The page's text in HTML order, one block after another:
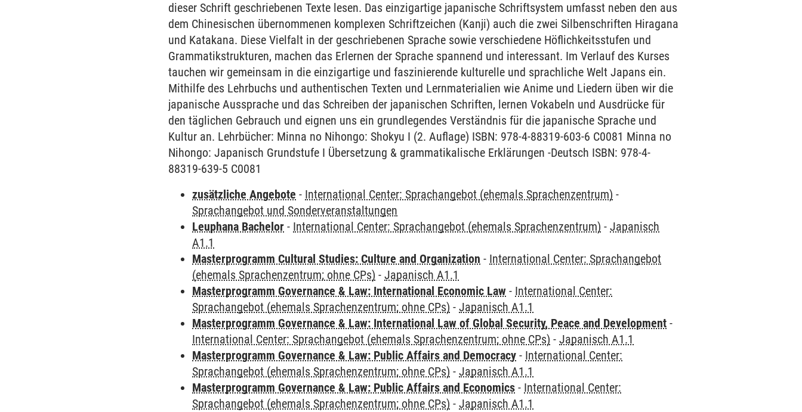
dieser Schrift geschriebenen Texte lesen. Das einzigartige japanische Schriftsystem umfasst neben den aus
dem Chinesischen übernommenen komplexen Schriftzeichen (Kanji) auch die zwei Silbenschriften Hiragana
und Katakana. Diese Vielfalt in der geschriebenen Sprache sowie verschiedene Höflichkeitsstufen und
Grammatikstrukturen, machen das Erlernen der Sprache spannend und interessant. Im Verlauf des Kurses
tauchen wir gemeinsam in die einzigartige und faszinierende kulturelle und sprachliche Welt Japans ein.
Mithilfe des Lehrbuchs und authentischen Texten und Lernmaterialien wie Anime und Liedern üben wir die
japanische Aussprache und das Schreiben der japanischen Schriften, lernen Vokabeln und Ausdrücke für
den täglichen Gebrauch und eignen uns ein grundlegendes Verständnis für die japanische Sprache und
Kultur an. Lehrbücher: Minna no Nihongo: Shokyu I (2. Auflage) ISBN: 978-4-88319-603-6 C0081 Minna no
Nihongo: Japanisch Grundstufe I Übersetzung & grammatikalische Erklärungen -Deutsch ISBN: 978-4-
88319-639-5 C0081
zusätzliche Angebote - International Center: Sprachangebot (ehemals Sprachenzentrum) -
Sprachangebot und Sonderveranstaltungen
Leuphana Bachelor - International Center: Sprachangebot (ehemals Sprachenzentrum) -Japanisch
A1.1
Masterprogramm Cultural Studies: Culture and Organization - International Center: Sprachangebot
(ehemals Sprachenzentrum; ohne CPs) -Japanisch A1.1
Masterprogramm Governance & Law: International Economic Law - International Center:
Sprachangebot (ehemals Sprachenzentrum; ohne CPs) -Japanisch A1.1
Masterprogramm Governance & Law: International Law of Global Security, Peace and Development -
International Center: Sprachangebot (ehemals Sprachenzentrum; ohne CPs) -Japanisch A1.1
Masterprogramm Governance & Law: Public Affairs and Democracy - International Center:
Sprachangebot (ehemals Sprachenzentrum; ohne CPs) -Japanisch A1.1
Masterprogramm Governance & Law: Public Affairs and Economics - International Center:
Sprachangebot (ehemals Sprachenzentrum; ohne CPs) -Japanisch A1.1